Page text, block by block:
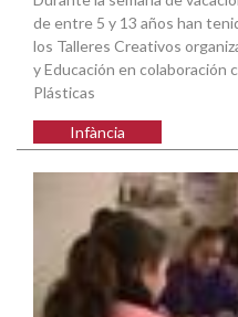
de entre 5 y 13 años han
los Talleres Creativos
y Educación en colaboración
Plásticas
Infància